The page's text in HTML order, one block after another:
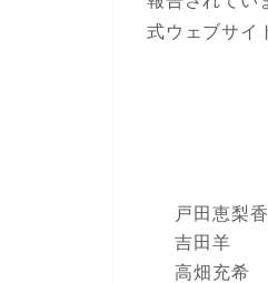
式ウェブサイ
戸田恵梨香
吉田羊
高畑充希